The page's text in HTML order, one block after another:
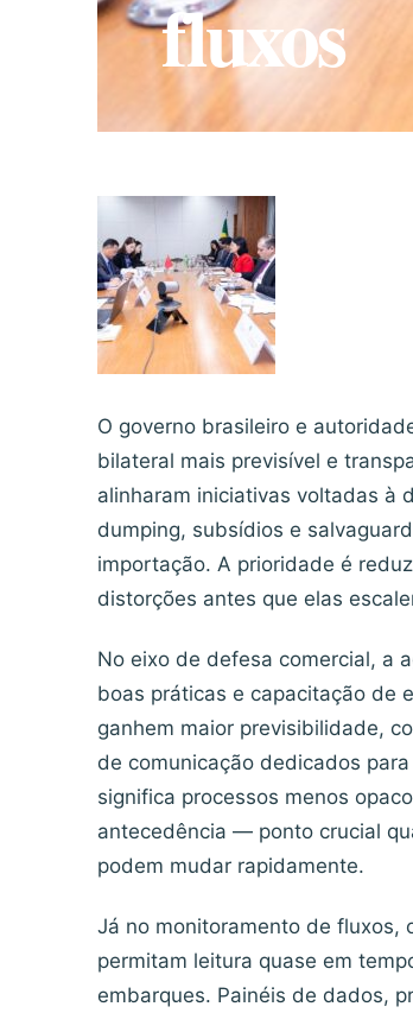
fluxos
O governo brasileiro e
bilateral mais previsível e
alinharam iniciativas voltadas à
dumping, subsídios e
importação. A prioridade é
distorções antes que elas
No eixo de defesa comercial, a
boas práticas e capacitação de
ganhem maior previsibilidade,
de comunicação dedicados
significa processos menos
antecedência — ponto crucial
podem mudar rapidamente.
Já no monitoramento de fluxos,
permitam leitura quase em
embarques. Painéis de dados,